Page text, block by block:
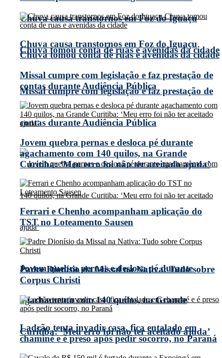
Chuva causa transtornos em Foz do Iguaçu
Chuva tomou conta de ruas e avenidas da cidade
Missal cumpre com legislação e faz prestação de
contas durante Audiência Pública
Jovem quebra pernas e desloca pé durante
agachamento com 140 quilos, na Grande
Curitiba: ‘Meu erro foi não ter aceitado ajuda’
Chuva causa transtornos em Foz do Iguaçu
Chuva tomou conta de ruas e avenidas da cidade
Missal cumpre com legislação e faz prestação de
contas durante Audiência Pública
Jovem quebra pernas e desloca pé durante
agachamento com 140 quilos, na Grande
Curitiba: ‘Meu erro foi não ter aceitado ajuda’
Ferrari e Chenho acompanham aplicação do
TST no Loteamento Sausen
Padre Dionísio da Missal na Nativa: Tudo sobre
Corpus Christi
Ladrão tenta invadir casa, fica entalado em
chaminé e é preso após pedir socorro, no Paraná